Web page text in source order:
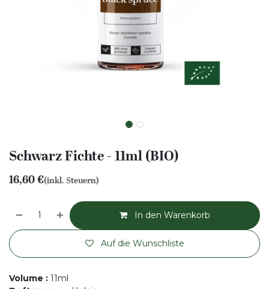
Schwarz Fichte - 11ml (BIO)
16,60€(inkl. Steuern)
In den Warenkorb
Auf die Wunschliste
Volume : 11ml